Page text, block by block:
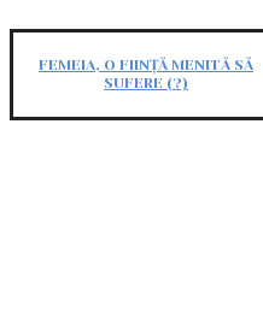
FEMEIA, O FIINȚĂ MENITĂ SĂ
SUFERE (?)